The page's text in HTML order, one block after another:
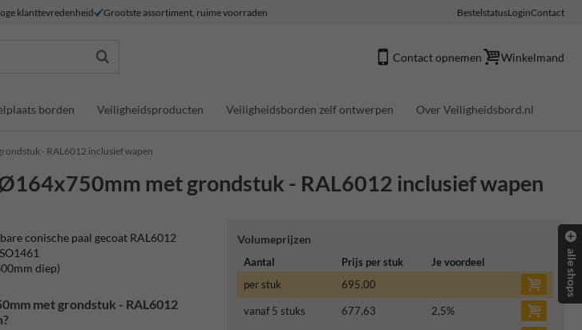
klanttevredenheid Grootste assortiment, ruime voorraden BestelstatusLoginContact
Contact opnemen Winkelmand
borden Veiligheidsproducten Veiligheidsborden zelf ontwerpen Over Veiligheidsbord.nl
- RAL6012 inclusief wapen
met grondstuk - RAL6012 inclusief wapen
Volumeprijzen
Aantal Prijs per stuk
Je voordeel
per stuk
695,00
vanaf 5 stuks 677,63 2,5%
conische paal gecoat RAL6012
diep)
met grondstuk - RAL6012
alle shops